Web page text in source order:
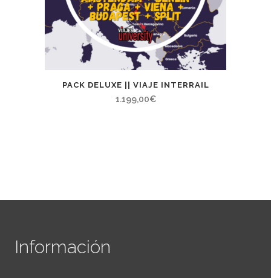
PACK DELUXE || VIAJE INTERRAIL
1.199,00€
Información